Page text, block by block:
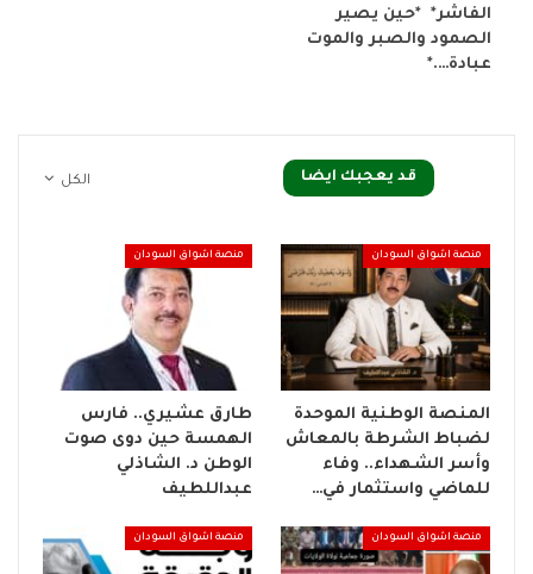
الفاشر* *حين يصير
الصمود والصبر والموت
عبادة….*
الكل قد يعجبك ايضا
منصة اشواق السودان
المنصة الوطنية الموحدة
لضباط الشرطة بالمعاش
وأسر الشهداء.. وفاء
للماضي واستثمار في…
منصة اشواق السودان
طارق عشيري.. فارس
الهمسة حين دوى صوت
الوطن د. الشاذلي
عبداللطيف
منصة اشواق السودان منصة اشواق السودان